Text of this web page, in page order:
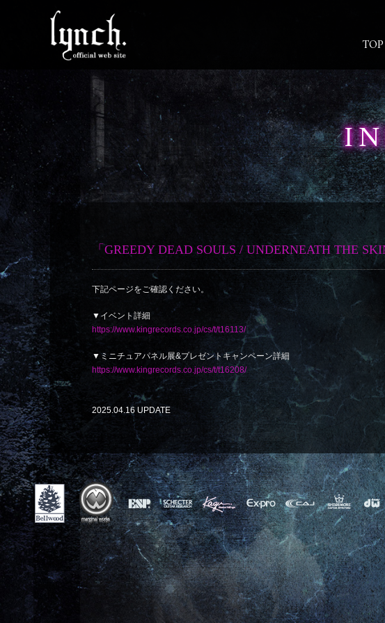
TOP
「GREEDY DEAD SOULS / UNDERNEATH THE
下記ページをご確認ください。
▼イベント詳細
https://www.kingrecords.co.jp/cs/t/t16113/
▼ミニチュアパネル展&プレゼントキャンペーン詳細
https://www.kingrecords.co.jp/cs/t/t16208/
2025.04.16 UPDATE